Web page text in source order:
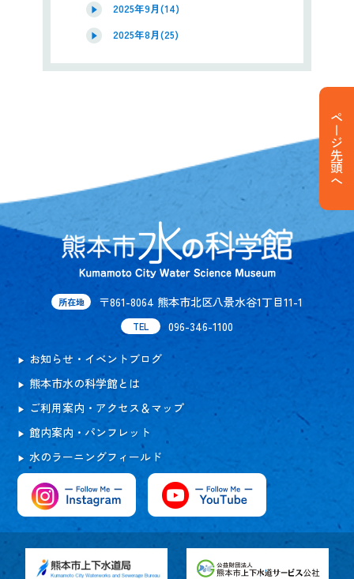
2025年9月(14)
2025年8月(25)
ページ先頭へ
所在地 〒861-8064 熊本市北区八景水谷1丁目11-1
TEL 096-346-1100
お知らせ・イベントブログ
熊本市水の科学館とは
ご利用案内・アクセス＆マップ
館内案内・パンフレット
水のラーニングフィールド